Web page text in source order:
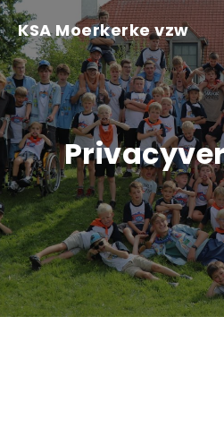
Skip to content
KSA Moerkerke vzw